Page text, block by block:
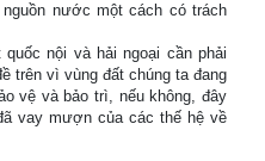
nước một cách có trách
nội và hải ngoại cần phải
trên vì vùng đất chúng ta đang
vệ và bảo trì, nếu không, đây
vay mượn của các thế hệ về